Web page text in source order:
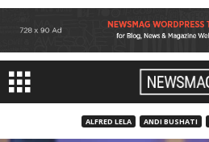
ALFRED LELA ANDI BUSHATI